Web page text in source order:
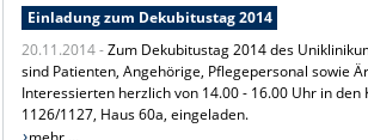
Einladung zum Dekubitustag 2014
20.11.2014 -Zum Dekubitustag 2014 des
sind Patienten, Angehörige, Pflegepersonal sowie
Interessierten herzlich von 14.00 - 16.00 Uhr in den
1126/1127, Haus 60a, eingeladen.